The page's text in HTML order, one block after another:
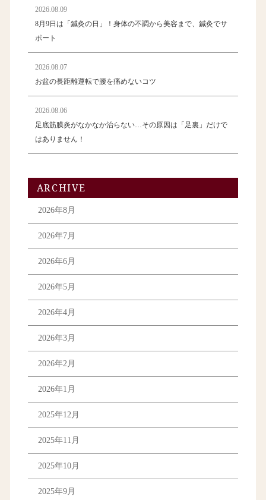
2026.08.09
8月9日は「鍼灸の日」！身体の不調から美容まで、鍼灸でサ
ポート
2026.08.07
お盆の長距離運転で腰を痛めないコツ
2026.08.06
足底筋膜炎がなかなか治らない…その原因は「足裏」だけで
はありません！
ARCHIVE
2026年8月
2026年7月
2026年6月
2026年5月
2026年4月
2026年3月
2026年2月
2026年1月
2025年12月
2025年11月
2025年10月
2025年9月